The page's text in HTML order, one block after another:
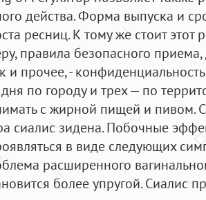
действа. Форма выпуска и
ресниц. К тому же стоит этот
правила безопасного
и прочее, - конфиденциальность
по городу и трех — по
с жирной пищей и пивом.
сиалис зидена. Побочные
в виде следующих
расширенного
более упругой. Сиалис